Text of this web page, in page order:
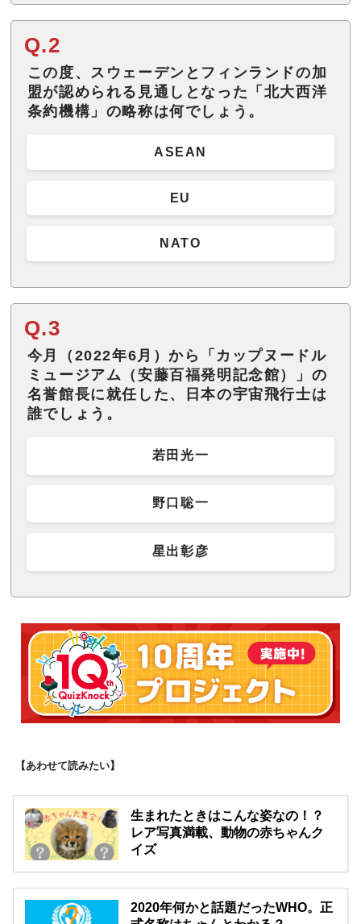
Q.2
この度、スウェーデンとフィンランドの加
盟が認められる見通しとなった「北大西洋
条約機構」の略称は何でしょう。
ASEAN
EU
NATO
Q.3
今月（2022年6月）から「カップヌードル
ミュージアム（安藤百福発明記念館）」の
名誉館長に就任した、日本の宇宙飛行士は
誰でしょう。
若田光一
野口聡一
星出彰彦
【あわせて読みたい】
生まれたときはこんな姿なの！？
レア写真満載、動物の赤ちゃんク
イズ
2020年何かと話題だったWHO。正